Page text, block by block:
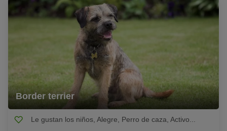
Border terrier
Le gustan los niños, Alegre, Perro de caza, Activo...